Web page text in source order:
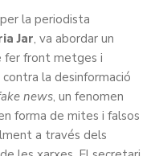
la periodista
Jar, va abordar un
fer front metges i
la desinformació
news, un fenomen
forma de mites i falsos
a través dels